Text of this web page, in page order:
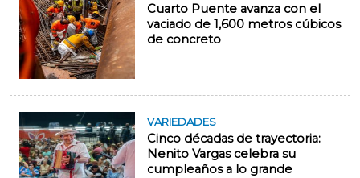
Cuarto Puente avanza con el
vaciado de 1,600 metros cúbicos
de concreto
VARIEDADES
Cinco décadas de trayectoria:
Nenito Vargas celebra su
cumpleaños a lo grande